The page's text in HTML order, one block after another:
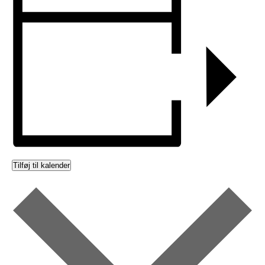
Tilføj til kalender